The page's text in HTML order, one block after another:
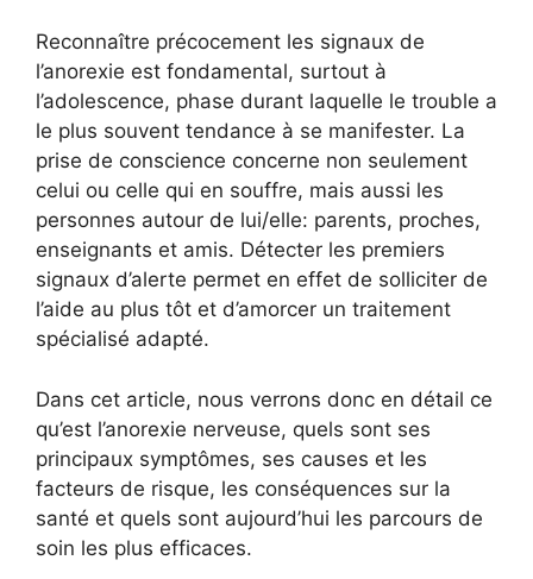
Reconnaître précocement les signaux de
l’anorexie est fondamental, surtout à
l’adolescence, phase durant laquelle le trouble a
le plus souvent tendance à se manifester. La
prise de conscience concerne non seulement
celui ou celle qui en souffre, mais aussi les
personnes autour de lui/elle: parents, proches,
enseignants et amis. Détecter les premiers
signaux d’alerte permet en effet de solliciter de
l’aide au plus tôt et d’amorcer un traitement
spécialisé adapté.
Dans cet article, nous verrons donc en détail ce
qu’est l’anorexie nerveuse, quels sont ses
principaux symptômes, ses causes et les
facteurs de risque, les conséquences sur la
santé et quels sont aujourd’hui les parcours de
soin les plus efficaces.